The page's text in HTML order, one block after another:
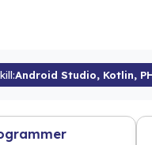
Android Studio, Kotlin,